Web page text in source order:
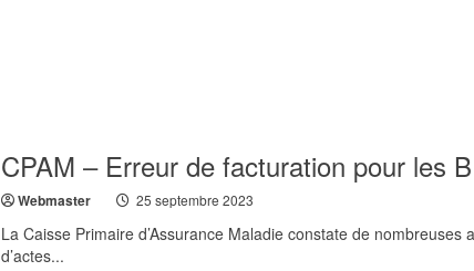
CPAM – Erreur de facturation pour les
Webmaster 25 septembre 2023
La Caisse Primaire d’Assurance Maladie constate de
d’actes...